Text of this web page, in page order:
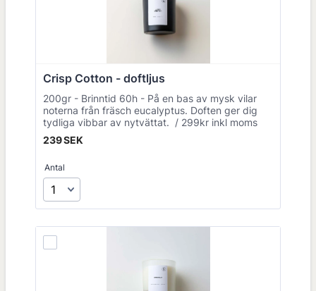
Crisp Cotton - doftljus
200gr - Brinntid 60h - På en bas av mysk vilar
noterna från fräsch eucalyptus. Doften ger dig
tydliga vibbar av nytvättat. / 299kr inkl moms
239 SEK
239SEK
Antal